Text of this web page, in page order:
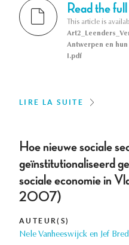
Read the
This article is
Antwerpen en
I.pdf
LIRE LA SUITE
Hoe nieuwe sociale
geïnstitutionaliseerd
sociale economie in
2007)
AUTEUR(S)
Nele Vanheeswijck en Jef